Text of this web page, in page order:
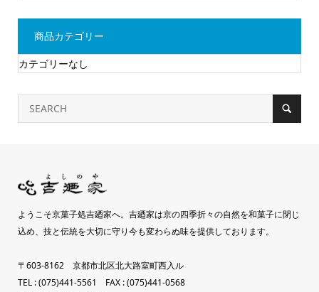
商品カテゴリー
カテゴリーなし
ようこそ京菓子処吉廼家へ。吉廼家は京の四季折々の自然を和菓子に閉じ
込め、技と伝統を大切に守り今も変わらぬ味を提供しております。
〒603-8162 京都市北区北大路室町西入ル
TEL : (075)441-5561 FAX : (075)441-0568